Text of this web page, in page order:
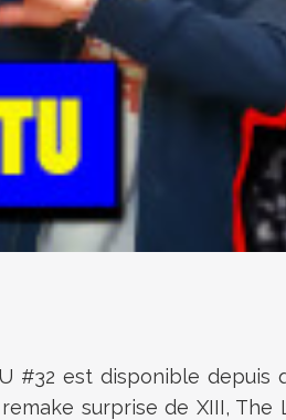
#32 est disponible depuis
surprise de XIII,